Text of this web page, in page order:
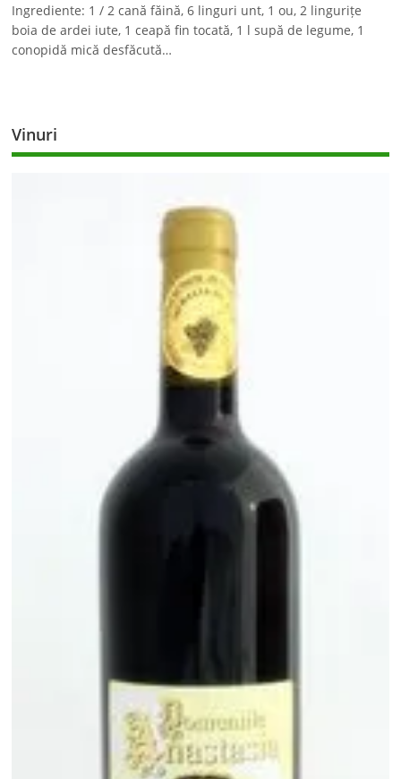
Ingrediente: 1 / 2 cană făină, 6 linguri unt, 1 ou, 2 lingurițe
boia de ardei iute, 1 ceapă fin tocată, 1 l supă de legume, 1
conopidă mică desfăcută…
Vinuri